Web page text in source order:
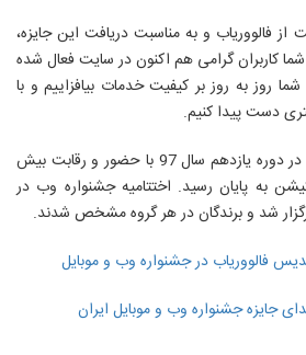
از فالووریاب و به مناسبت دریافت این جایزه،
ای تا ۵۰٪ برای شما کاربران گرامی هم اکنون در سایت فعال شده
روز به روز بر کیفیت خدمات بیافزاییم و با
دست پیدا کنیم.
جشنواره وب و موبایل ایران در دوره یازدهم سال 97 با حضور و رقابت بیش
به پایان رسید. اختتامیه جشنواره وب در
فالووریاب در جشنواره وب و موبایل
جایزه جشنواره وب و موبایل ایران